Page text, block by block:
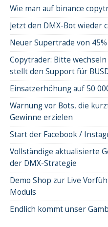
Wie man auf binance
Jetzt den DMX-Bot wieder
Neuer Supertrade von
Copytrader: Bitte wechseln
stellt den Support für
Einsatzerhöhung auf 50
Warnung vor Bots, die
Gewinne erzielen
Start der Facebook /
Vollständige aktualisierte
der DMX-Strategie
Demo Shop zur Live
Moduls
Endlich kommt unser